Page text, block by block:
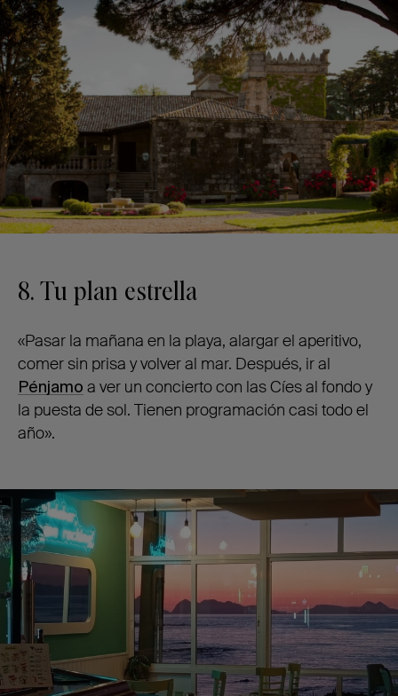
8. Tu plan estrella
«Pasar la mañana en la playa, alargar el aperitivo,
comer sin prisa y volver al mar. Después, ir al
Pénjamo a ver un concierto con las Cíes al fondo y
la puesta de sol. Tienen programación casi todo el
año».